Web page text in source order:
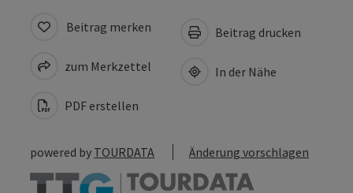
Beitrag merken
zum Merkzettel
PDF erstellen
Beitrag drucken
In der Nähe
powered by TOURDATA Änderung vorschlagen